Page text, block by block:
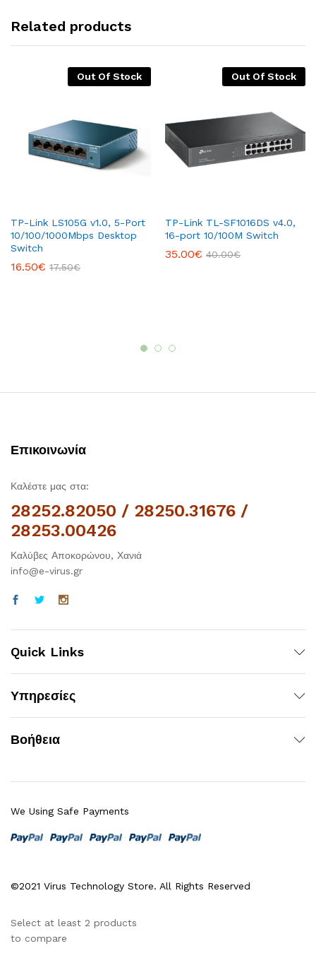
Related products
Out Of Stock
TP-Link LS105G v1.0, 5-Port
10/100/1000Mbps Desktop
Switch
16.50€ 17.50€
Out Of Stock
TP-Link TL-SF1016DS v4.0, ​
16-port 10/100M Switch
35.00€ 40.00€
Επικοινωνία
Καλέστε μας στα:
28252.82050 / 28250.31676 /
28253.00426
Καλύβες Αποκορώνου, Χανιά
info@e-virus.gr
Quick Links
Υπηρεσίες
Βοήθεια
©2021 Virus Technology Store. All Rights Reserved
We Using Safe Payments
Select at least 2 products
to compare